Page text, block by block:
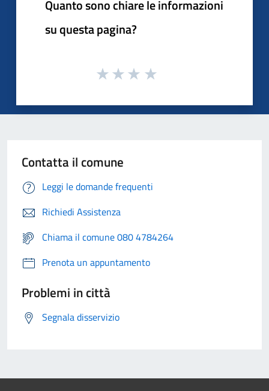
Quanto sono chiare le informazioni
su questa pagina?
Contatta il comune
Leggi le domande frequenti
Richiedi Assistenza
Chiama il comune 080 4784264
Prenota un appuntamento
Problemi in città
Segnala disservizio